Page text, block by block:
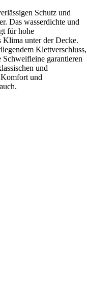
Schutz und
Das wasserdichte und
für hohe
Klima unter der Decke.
Klettverschluss,
garantieren
und
und